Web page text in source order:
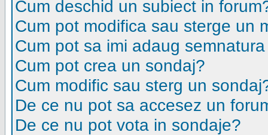
Cum deschid un subiect in
Cum pot modifica sau sterge un
Cum pot sa imi adaug
Cum pot crea un sondaj?
Cum modific sau sterg un
De ce nu pot sa accesez un
De ce nu pot vota in sondaje?